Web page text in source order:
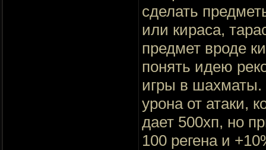
сделать
или кираса,
предмет вроде
понять идею
игры в шахматы.
урона от атаки,
дает 500хп, но
100 регена и